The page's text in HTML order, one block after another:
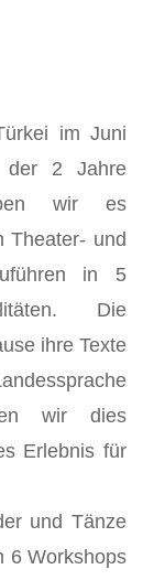
im Juni
der 2 Jahre
wir es
Theater- und
in 5
Die
ihre Texte
wir dies
Erlebnis für
und Tänze
6 Workshops